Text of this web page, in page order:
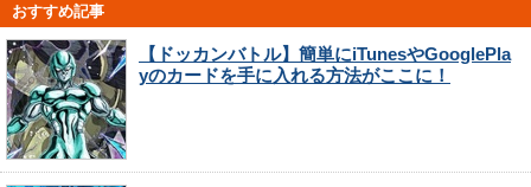
おすすめ記事
【ドッカンバトル】簡単にiTunesやGooglePla
yのカードを手に入れる方法がここに！